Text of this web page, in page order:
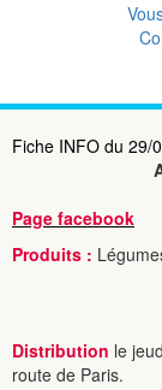
Fiche INFO du 29/
Page facebook
Produits :
Distribution le
route de Paris.